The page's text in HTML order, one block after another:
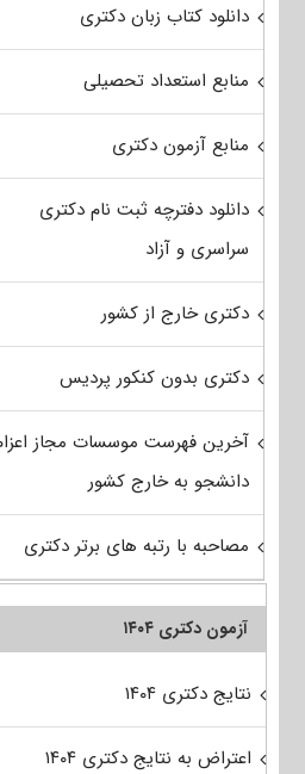
دانلود کتاب زبان دکتری
منابع استعداد تحصیلی
منابع آزمون دکتری
دانلود دفترچه ثبت نام دکتری
سراسری و آزاد
دکتری خارج از کشور
دکتری بدون کنکور پردیس
آخرین فهرست موسسات مجاز
دانشجو به خارج کشور
مصاحبه با رتبه های برتر دکتری
آزمون دکتری ۱۴۰۴
نتایج دکتری ۱۴۰۴
اعتراض به نتایج دکتری ۱۴۰۴